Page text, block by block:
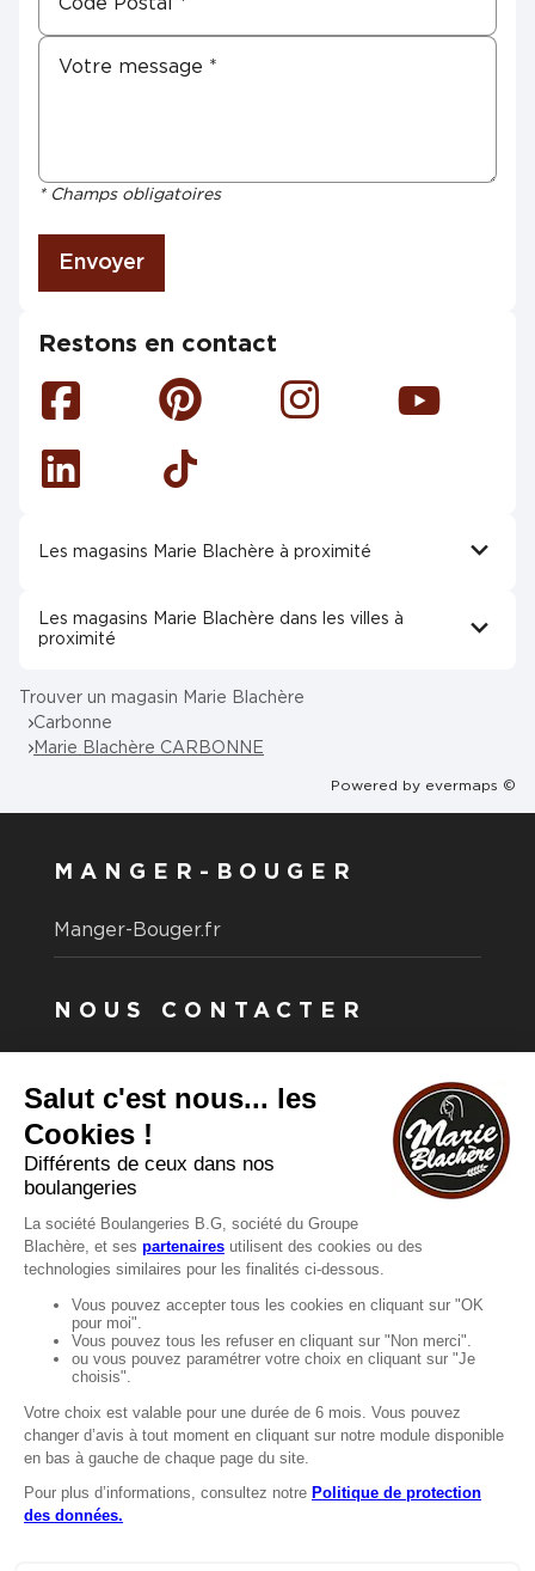
* Champs obligatoires
Envoyer
Restons en contact
Facebook Pinterest Instagram Youtube
Linkedin Tiktok
Les magasins Marie Blachère à proximité
Les magasins Marie Blachère dans les villes à
proximité
Trouver un magasin Marie Blachère
Carbonne
Marie Blachère CARBONNE
Powered by evermaps ©
MANGER-BOUGER
Manger-Bouger.fr
NOUS CONTACTER
Vous souhaitez nous contacter ?
Consultez notre FAQ.
FAQ
Recrutement
MENTIONS
Mentions légales
Protection des données
LignÉthique
Caractéristiques environnementales des